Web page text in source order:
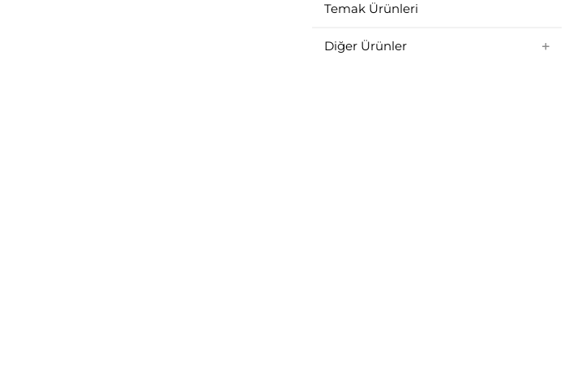
Temak Ürünleri
Diğer Ürünler